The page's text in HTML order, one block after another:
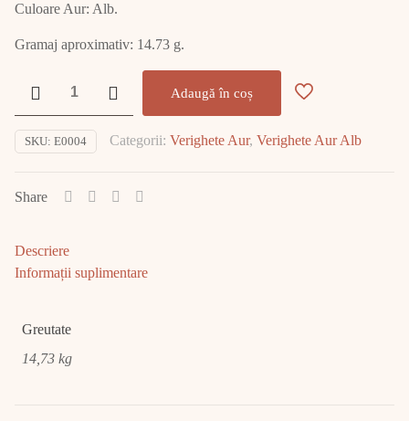
Culoare Aur: Alb.
Gramaj aproximativ: 14.73 g.
Set
Aur
E0004
Adaugă în coș
SKU: E0004 Categorii: Verighete Aur, Verighete Aur Alb
Share
Descriere
Informații suplimentare
Greutate
14,73 kg